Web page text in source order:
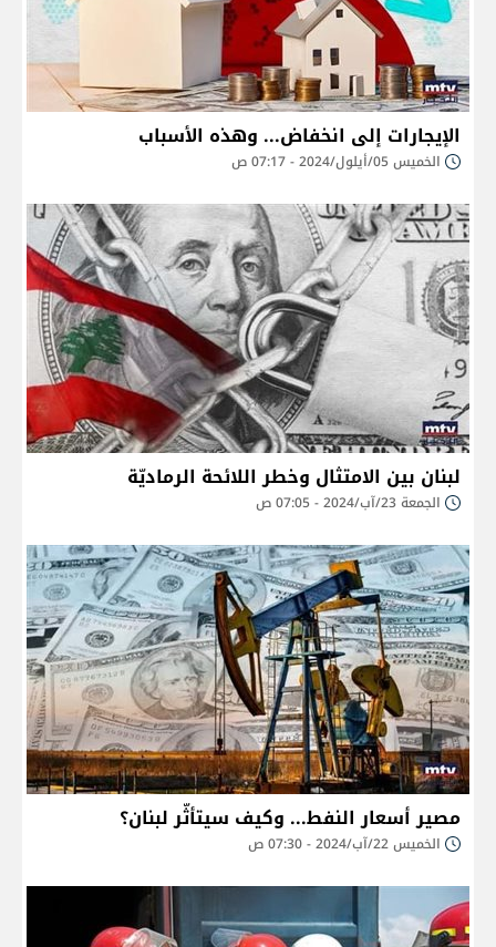
الإيجارات إلى انخفاض... وهذه الأسباب
الخميس 05/أيلول/2024 - 07:17 ص
لبنان بين الامتثال وخطر اللائحة الرماديّة
الجمعة 23/آب/2024 - 07:05 ص
مصير أسعار النفط... وكيف سيتأثّر لبنان؟
الخميس 22/آب/2024 - 07:30 ص